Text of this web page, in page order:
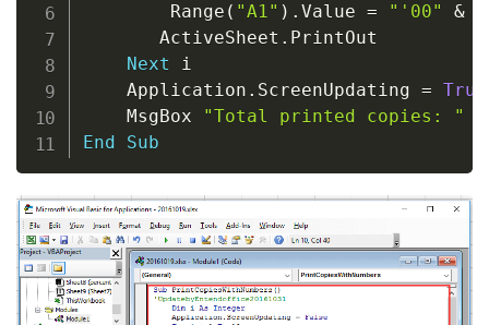
        Range
( "A1" ) . Value = "'00" & i
       ActiveSheet
. PrintOut
Next i
    Application
. ScreenUpdating = True
    MsgBox
"Total printed copies: "
End
Sub